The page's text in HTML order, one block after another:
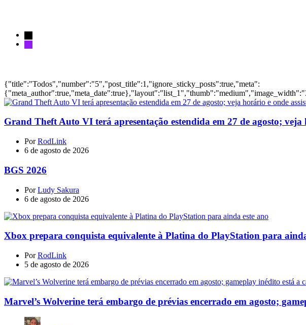
{"title":"Todos","number":"5","post_title":1,"ignore_sticky_posts":true,"meta":
Grand Theft Auto VI terá apresentação estendida em 27 de agosto; veja
PorRodLink
6 de agosto de 2026
BGS 2026
PorLudy Sakura
6 de agosto de 2026
Xbox prepara conquista equivalente à Platina do PlayStation para
PorRodLink
5 de agosto de 2026
Marvel’s Wolverine terá embargo de prévias encerrado em agosto;